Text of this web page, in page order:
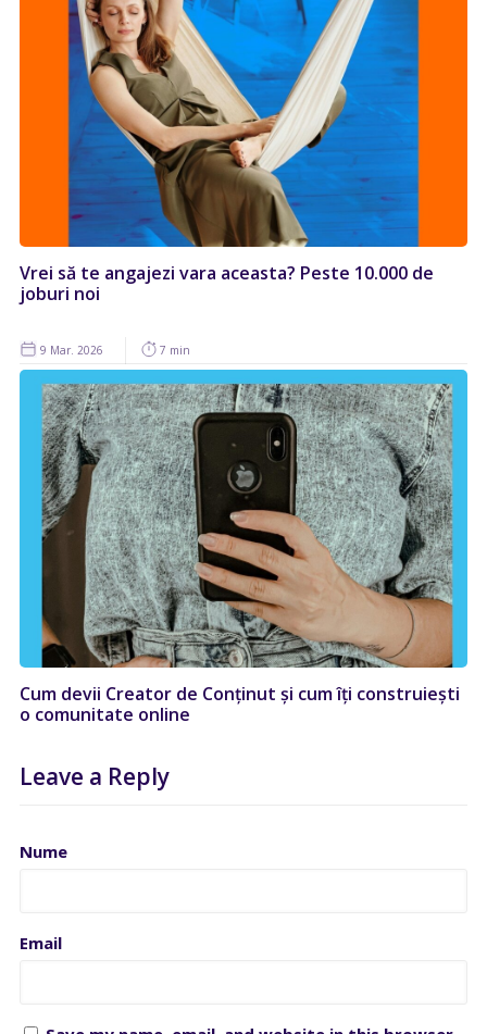
Vrei să te angajezi vara aceasta? Peste 10.000 de
joburi noi
9 Mar. 2026 7 min
Cum devii Creator de Conținut și cum îți construiești
o comunitate online
Leave a Reply
Nume
Email